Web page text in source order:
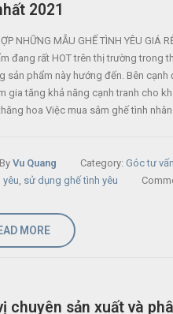
2021
NHỮNG MẪU GHẾ TÌNH YÊU GIÁ
đang rất HOT trên thị trường trong
sản phẩm này hướng đến. Bên
gia tăng khả năng cạnh tranh cho
hoa Việc mua sắm ghế tình
Vu Quang Category: Góc tư vấn
yêu, sử dụng ghế tình yêu
MORE
chuyên sản xuất và